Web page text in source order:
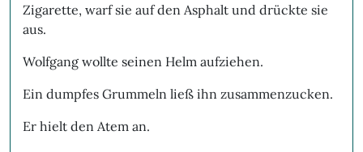
Zigarette, warf sie auf den Asphalt und drückte sie
aus.
Wolfgang wollte seinen Helm aufziehen.
Ein dumpfes Grummeln ließ ihn zusammenzucken.
Er hielt den Atem an.